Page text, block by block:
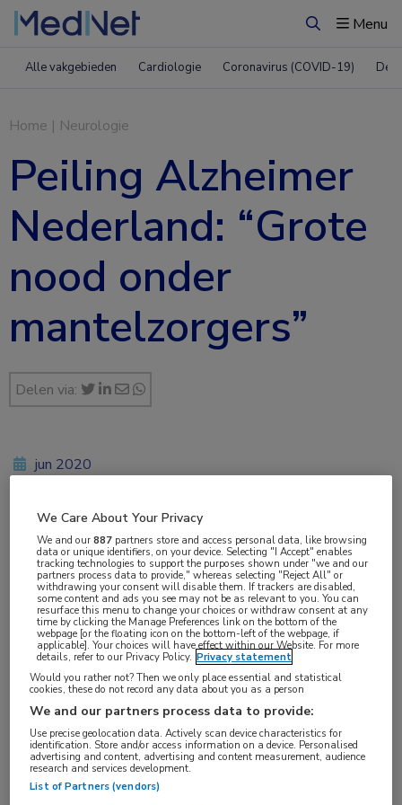
ZoekenMenu
Alle vakgebieden Cardiologie Coronavirus (COVID-19)
Home | Neurologie
Peiling Alzheimer
Nederland: “Grote
nood onder
mantelzorgers”
Delen via:
Alzheimer Nederland maakt zich zorgen om
mantelzorgers met een naaste met dementie die
jun 2020
Vakgebieden:
Neurologie
Aandachtsgebieden:
Dementie
Tags:
alzheimer , mantelzorg
We Care About Your Privacy
We and our887 partners store and access personal data, like browsing
data or unique identifiers, on your device. Selecting "I Accept" enables
tracking technologies to support the purposes shown under "we and our
partners process data to provide," whereas selecting "Reject All" or
withdrawing your consent will disable them. If trackers are disabled,
some content and ads you see may not be as relevant to you. You can
resurface this menu to change your choices or withdraw consent at any
time by clicking the Manage Preferences link on the bottom of the
webpage [or the floating icon on the bottom-left of the webpage, if
applicable]. Your choices will have effect within our Website. For more
details, refer to our Privacy Policy. Privacy statement
Would you rather not? Then we only place essential and statistical
cookies, these do not record any data about you as a person
We and our partners process data to provide:
Use precise geolocation data. Actively scan device characteristics for
identification. Store and/or access information on a device. Personalised
advertising and content, advertising and content measurement, audience
research and services development.
List of Partners (vendors)